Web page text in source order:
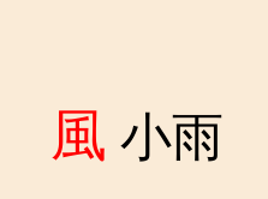
風 小